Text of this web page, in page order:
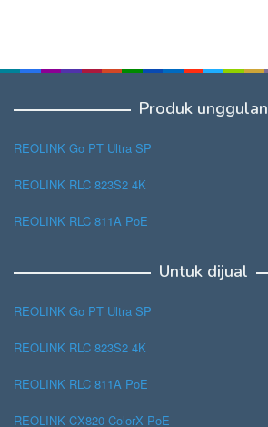
Produk unggulan
REOLINK Go PT Ultra SP
REOLINK RLC 823S2 4K
REOLINK RLC 811A PoE
Untuk dijual
REOLINK Go PT Ultra SP
REOLINK RLC 823S2 4K
REOLINK RLC 811A PoE
REOLINK CX820 ColorX PoE